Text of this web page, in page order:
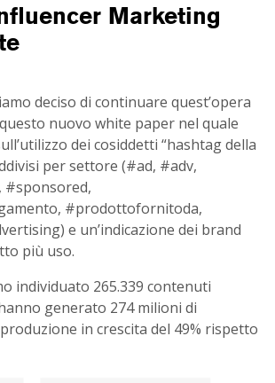
Marketing
deciso di continuare quest’opera
nuovo white paper nel quale
dei cosiddetti “hashtag della
per settore (#ad, #adv,
#sponsored,
#prodottofornitoda,
e un’indicazione dei brand
più uso.
individuato 265.339 contenuti
generato 274 milioni di
in crescita del 49% rispetto